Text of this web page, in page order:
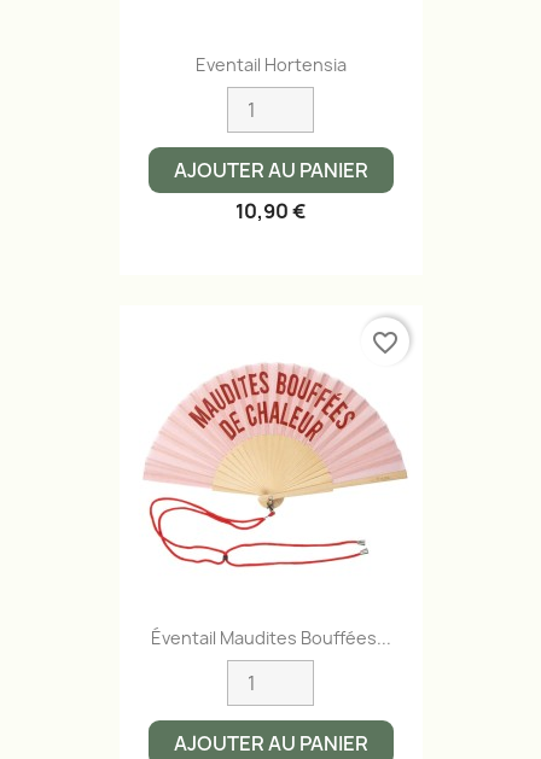
Eventail Hortensia
AJOUTER AU PANIER
10,90 €
Éventail Maudites Bouffées...
AJOUTER AU PANIER
favorite_border